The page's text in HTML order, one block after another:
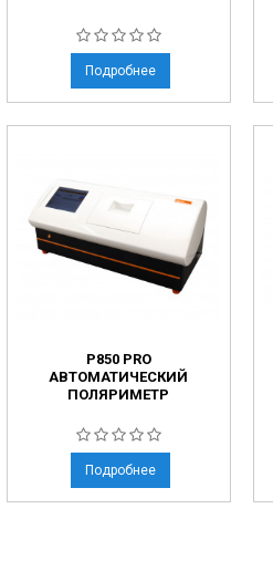
Подробнее
P850 PRO
АВТОМАТИЧЕСКИЙ
ПОЛЯРИМЕТР
Подробнее